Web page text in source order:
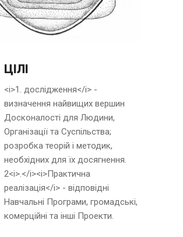
ЦІЛІ
<i>1. дослідження</i> -
визначення найвищих вершин
Досконалості для Людини,
Організації та Суспільства;
розробка теорій і методик,
необхідних для їх досягнення.
2<i>.</i><i>Практична
реалізація</i> - відповідні
Навчальні Програми, громадські,
комерційні та інші Проекти.